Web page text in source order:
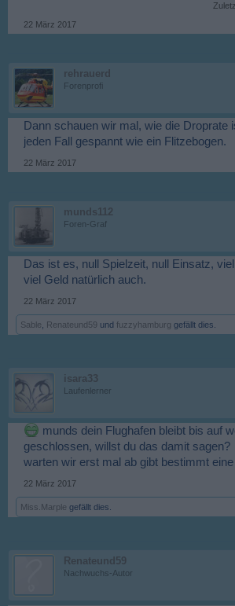
22 März 2017
rehrauerd
Forenprofi
Dann schauen wir mal, wie die Droprate
jeden Fall gespannt wie ein Flitzebogen.
22 März 2017
munds112
Foren-Graf
Das ist es, null Spielzeit, null Einsatz,
viel Geld natürlich auch.
22 März 2017
Sable Renateund59 und fuzzyhamburg gefällt dies.
isara33
Laufenlerner
munds dein Flughafen bleibt bis auf
geschlossen, willst du das damit sagen?
warten wir erst mal ab gibt bestimmt
22 März 2017
Miss.Marple gefällt dies.
Renateund59
Nachwuchs-Autor